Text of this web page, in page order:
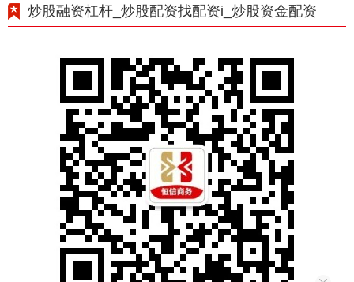
炒股融资杠杆_炒股配资找配资i_炒股资金配资